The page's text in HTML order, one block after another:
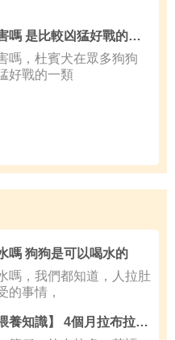
杜賓犬打架厲害嗎 是比較凶猛好戰的一類狗
嗎，杜賓犬在眾多狗狗
好戰的一類
嗎 狗狗是可以喝水的
嗎，我們都知道，人拉肚
的事情，
【拉布拉多的喂養知識】 4個月拉布拉多狗糧用不用泡